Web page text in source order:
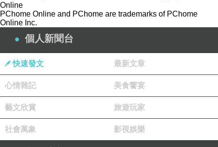
當胎壓略低於標準約25?透明視窗應呈黃綠色，應予充氣，以確保車胎正
◆紅色：危險(DANGER)
當胎壓低於標準約30?透明視窗應呈黃、紅、綠色，應立即充氣，以確保
Online
PChome Online and PChome are trademarks of PChome
Online Inc.
個人新聞台
快速發文 最新文章
心情雜記 美食饗宴
藝文欣賞 旅遊玩家
社會萬象 影視娛樂